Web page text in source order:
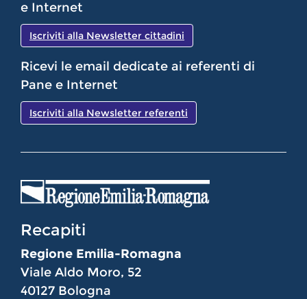
e Internet
Iscriviti alla Newsletter cittadini
Ricevi le email dedicate ai referenti di
Pane e Internet
Iscriviti alla Newsletter referenti
Recapiti
Regione Emilia-Romagna
Viale Aldo Moro, 52
40127 Bologna